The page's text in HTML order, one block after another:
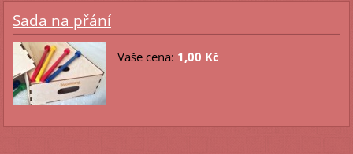
Sada na přání
Vaše cena: 1,00 Kč